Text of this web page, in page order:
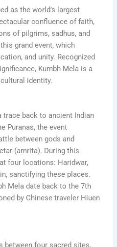
as the world’s largest
confluence of faith,
of pilgrims, sadhus, and
grand event, which
and unity. Recognized
Kumbh Mela is a
identity.
trace back to ancient Indian
Puranas, the event
between gods and
(amrita). During this
four locations: Haridwar,
sanctifying these places.
Mela date back to the 7th
by Chinese traveler Hiuen
between four sacred sites,